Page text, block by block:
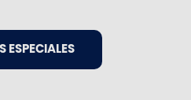
ESPECIALES